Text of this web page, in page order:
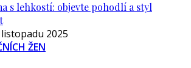
s lehkostí: objevte pohodlí a styl
listopadu 2025
ŽEN